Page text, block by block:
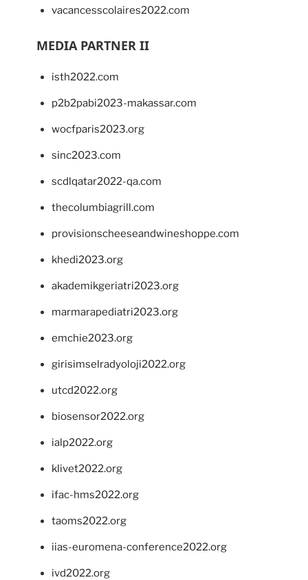
vacancesscolaires2022.com
MEDIA PARTNER II
isth2022.com
p2b2pabi2023-makassar.com
wocfparis2023.org
sinc2023.com
scdlqatar2022-qa.com
thecolumbiagrill.com
provisionscheeseandwineshoppe.com
khedi2023.org
akademikgeriatri2023.org
marmarapediatri2023.org
emchie2023.org
girisimselradyoloji2022.org
utcd2022.org
biosensor2022.org
ialp2022.org
klivet2022.org
ifac-hms2022.org
taoms2022.org
iias-euromena-conference2022.org
ivd2022.org